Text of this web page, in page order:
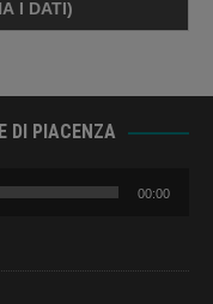
DI PIACENZA
00:00